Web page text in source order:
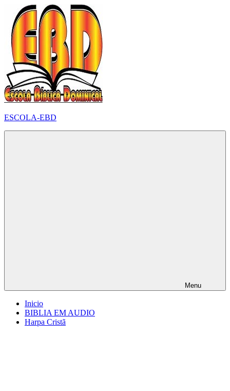
para
conteúdo
ESCOLA-EBD
Menu
Inicio
BIBLIA EM AUDIO
Harpa Cristã